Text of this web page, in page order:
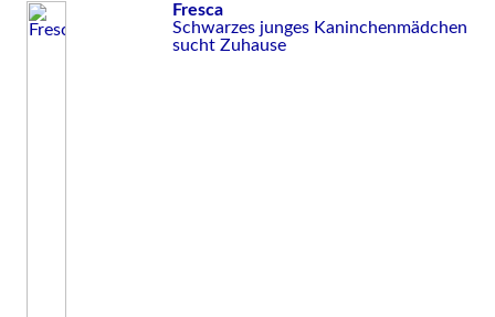
Fresca
Schwarzes junges Kaninchenmädchen
sucht Zuhause